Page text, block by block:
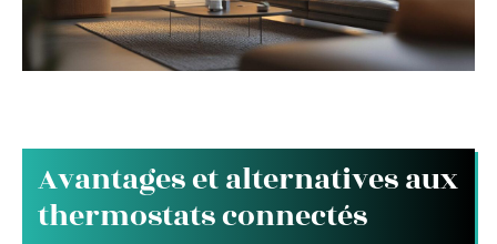
Avantages et alternatives aux
thermostats connectés